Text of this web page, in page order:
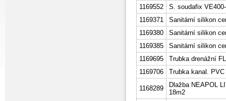
1169552
S. soudafix
1169371
Sanitární silikon
1169380
Sanitární silikon
1169385
Sanitární silikon
1169695
Trubka drenážní
1169706
Trubka kanal. PVC
1168289
Dlažba NEAPOL
18m2